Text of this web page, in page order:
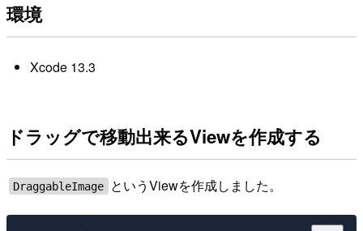
環境
Xcode 13.3
ドラッグで移動出来るViewを作成する
DraggableImage というViewを作成しました。